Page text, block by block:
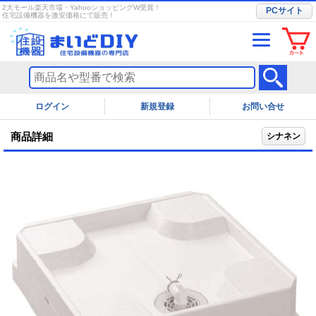
2大モール楽天市場・YahooショッピングW受賞！
住宅設備機器を激安価格にて販売！
PCサイト
ログイン お問い合せ
商品詳細 シナネン